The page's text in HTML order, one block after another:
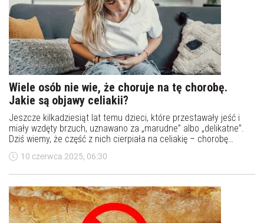
Wiele osób nie wie, że choruje na tę chorobę.
Jakie są objawy celiakii?
Jeszcze kilkadziesiąt lat temu dzieci, które przestawały jeść i
miały wzdęty brzuch, uznawano za „marudne” albo „delikatne”.
Dziś wiemy, że część z nich cierpiała na celiakię – chorobę
autoimmunologiczną, która przez stulecia była błędnie
rozpoznawana, bagatelizowana lub po prostu - niezrozumiana.
10 czerwca 2025, 06:30